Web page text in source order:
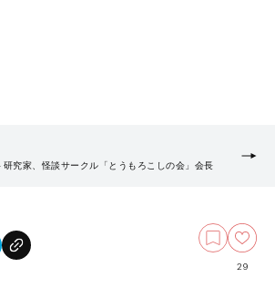
研究家、怪談サークル「とうもろこしの会」会長
29